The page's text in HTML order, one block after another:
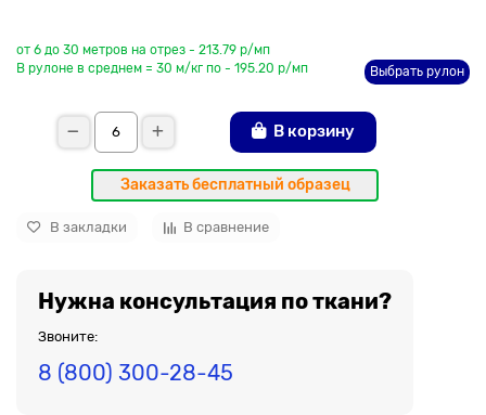
от 6 до 30 метров на отрез - 213.79 р/мп
В рулоне в среднем = 30 м/кг по - 195.20 р/мп
Выбрать рулон
В корзину
Заказать бесплатный образец
В закладки В сравнение
Нужна консультация по ткани?
Звоните:
8 (800) 300-28-45